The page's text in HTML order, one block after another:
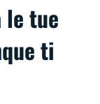
tue
ti